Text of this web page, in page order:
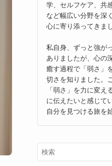
学、セルフケア、共
など幅広い分野を深
心に寄り添ってきま
私自身、ずっと強が
ありましたが、心の
癒す過程で「弱さ」
切さを知りました。
「弱さ」を力に変え
に伝えたいと感じて
自分を見つける旅を